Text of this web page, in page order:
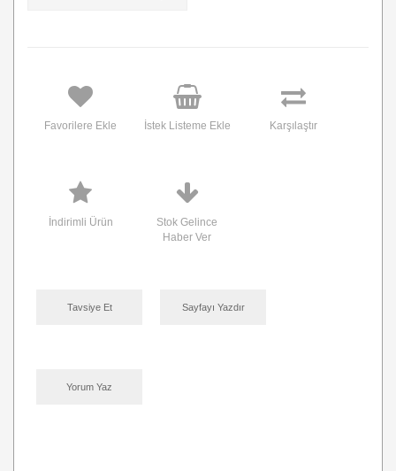
Favorilere Ekle İstek Listeme Ekle Karşılaştır
İndirimli Ürün
Stok Gelince
Haber Ver
Tavsiye Et Sayfayı Yazdır
Yorum Yaz